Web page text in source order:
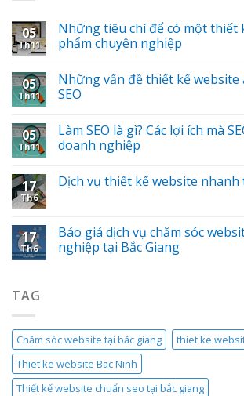
05
Th11
Những tiêu chí để có một thiết
phẩm chuyên nghiệp
05
Th11
Những vấn đề thiết kế
SEO
05
Th11
Làm SEO là gì? Các lợi ích mà
doanh nghiệp
17
Th6
Dịch vụ thiết kế website nhanh
17
Th6
Báo giá dịch vụ chăm sóc
nghiệp tại Bắc Giang
TAG
Chăm sóc website tại băc giang
thiet ke
Thiet ke website Bac Ninh
Thiết kế website chuẩn seo tại bắc giang